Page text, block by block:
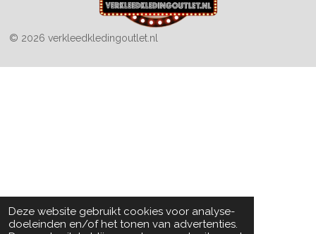
Deze website gebruikt cookies voor analyse-
doeleinden en/of het tonen van advertenties.
© 2026 verkleedkledingoutlet.nl